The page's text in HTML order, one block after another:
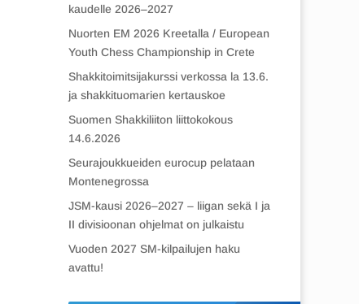
kaudelle 2026–2027
Nuorten EM 2026 Kreetalla / European
Youth Chess Championship in Crete
Shakkitoimitsijakurssi verkossa la 13.6.
ja shakkituomarien kertauskoe
Suomen Shakkiliiton liittokokous
14.6.2026
Seurajoukkueiden eurocup pelataan
Montenegrossa
JSM-kausi 2026–2027 – liigan sekä I ja
II divisioonan ohjelmat on julkaistu
Vuoden 2027 SM-kilpailujen haku
avattu!